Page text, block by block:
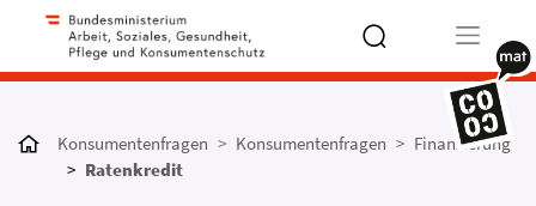
more
Konsumentenfragen Konsumentenfragen
Finanzierung
Ratenkredit